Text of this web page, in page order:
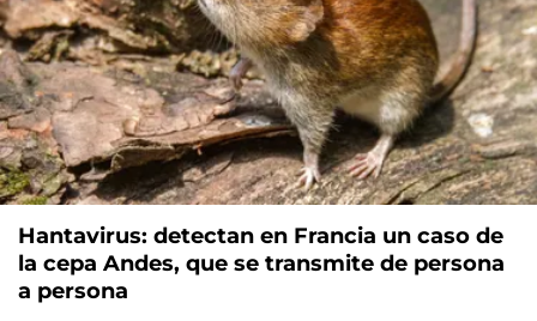
Hantavirus: detectan en Francia un caso de
la cepa Andes, que se transmite de persona
a persona